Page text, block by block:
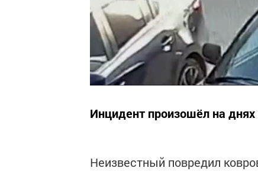
Инцидент произошёл на днях
Неизвестный повредил